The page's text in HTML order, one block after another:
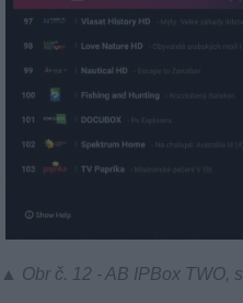
▲ Obr č. 12 - AB IPBox TWO,